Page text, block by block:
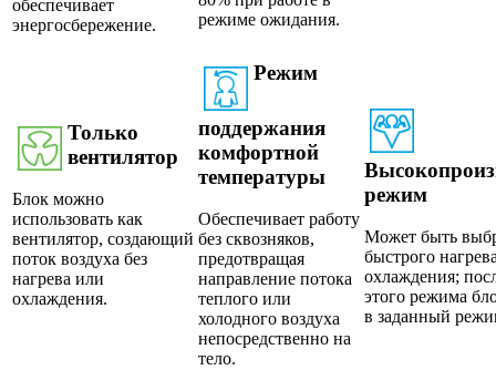
обеспечивает
энергосбережение.
режиме ожидания.
Только
вентилятор
Блок можно
использовать как
вентилятор, создающий
поток воздуха без
нагрева или
охлаждения.
Режим
поддержания
комфортной
температуры
Обеспечивает работу
без сквозняков,
предотвращая
направление потока
теплого или
холодного воздуха
непосредственно на
тело.
режим
Может быть
быстрого
охлаждения;
этого режима
в заданный